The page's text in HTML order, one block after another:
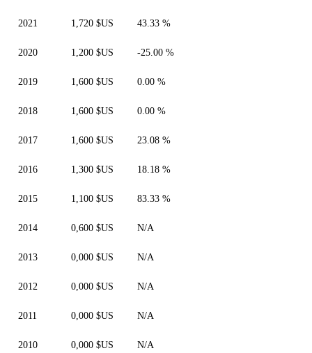
2021 1,720 $US 43.33 %
2020 1,200 $US -25.00 %
2019 1,600 $US 0.00 %
2018 1,600 $US 0.00 %
2017 1,600 $US 23.08 %
2016 1,300 $US 18.18 %
2015 1,100 $US 83.33 %
2014 0,600 $US N/A
2013 0,000 $US N/A
2012 0,000 $US N/A
2011 0,000 $US N/A
2010 0,000 $US N/A